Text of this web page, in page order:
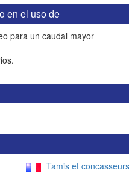
en el uso de
para un caudal mayor
Tamis et